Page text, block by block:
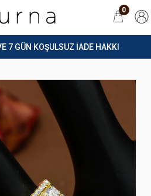
7 GÜN KOŞULSUZ İADE HAKKI
0